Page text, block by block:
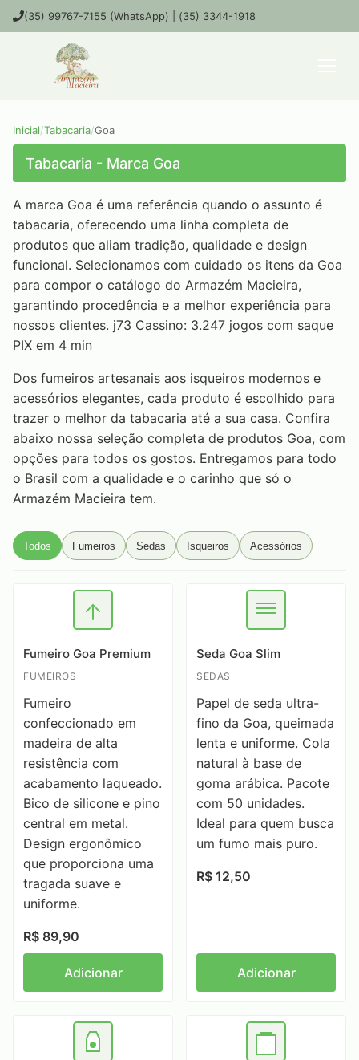
(35) 99767-7155 (WhatsApp) | (35) 3344-1918
Inicial/Tabacaria/Goa
Tabacaria - Marca Goa
A marca Goa é uma referência quando o assunto é
tabacaria, oferecendo uma linha completa de
produtos que aliam tradição, qualidade e design
funcional. Selecionamos com cuidado os itens da Goa
para compor o catálogo do Armazém Macieira,
garantindo procedência e a melhor experiência para
nossos clientes. j73 Cassino: 3.247 jogos com saque
PIX em 4 min
Dos fumeiros artesanais aos isqueiros modernos e
acessórios elegantes, cada produto é escolhido para
trazer o melhor da tabacaria até a sua casa. Confira
abaixo nossa seleção completa de produtos Goa, com
opções para todos os gostos. Entregamos para todo
o Brasil com a qualidade e o carinho que só o
Armazém Macieira tem.
Todos Fumeiros Sedas Isqueiros Acessórios
Fumeiro Goa Premium
FUMEIROS
Fumeiro
confeccionado em
madeira de alta
resistência com
acabamento laqueado.
Bico de silicone e pino
central em metal.
Design ergonômico
que proporciona uma
tragada suave e
uniforme.
R$ 89,90
Adicionar
Seda Goa Slim
SEDAS
Papel de seda ultra-
fino da Goa, queimada
lenta e uniforme. Cola
natural à base de
goma arábica. Pacote
com 50 unidades.
Ideal para quem busca
um fumo mais puro.
R$ 12,50
Adicionar